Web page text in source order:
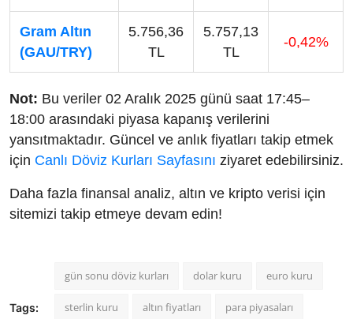
Gram Altın
(GAU/TRY)
5.756,36
TL
5.757,13
TL
-0,42%
Not: Bu veriler 02 Aralık 2025 günü saat 17:45–
18:00 arasındaki piyasa kapanış verilerini
yansıtmaktadır. Güncel ve anlık fiyatları takip etmek
için Canlı Döviz Kurları Sayfasını ziyaret edebilirsiniz.
Daha fazla finansal analiz, altın ve kripto verisi için
sitemizi takip etmeye devam edin!
Tags:
gün sonu döviz kurları dolar kuru euro kuru
sterlin kuru altın fiyatları para piyasaları